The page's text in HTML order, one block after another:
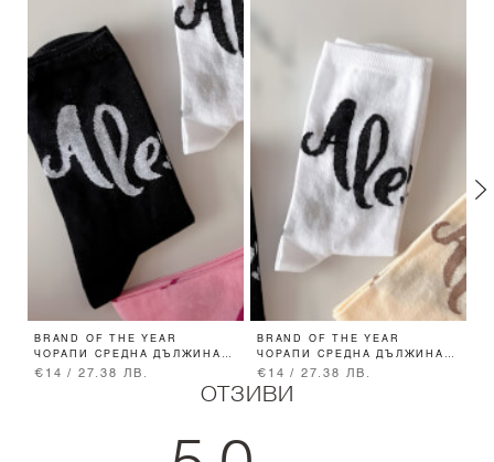
BRAND OF THE YEAR
ЧОРАПИ СРЕДНА ДЪЛЖИНА -
BLACK
€14 / 27.38 ЛВ.
BRAND OF THE YEAR
ЧОРАПИ СРЕДНА ДЪЛЖИНА -
ECRU
€14 / 27.38 ЛВ.
ОТЗИВИ